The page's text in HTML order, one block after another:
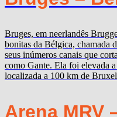
Bruges, em neerlandês
bonitas da Bélgica, chamada
seus inúmeros canais que
como Gante. Ela foi elevada
localizada a 100 km de
Arena MRV